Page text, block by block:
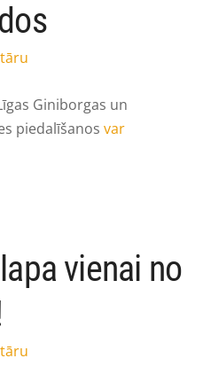
Giniborgas un
piedalīšanos var
vienai no